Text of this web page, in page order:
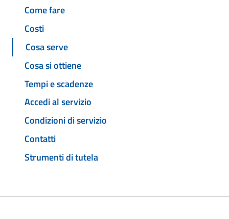
Come fare
Costi
Cosa serve
Cosa si ottiene
Tempi e scadenze
Accedi al servizio
Condizioni di servizio
Contatti
Strumenti di tutela